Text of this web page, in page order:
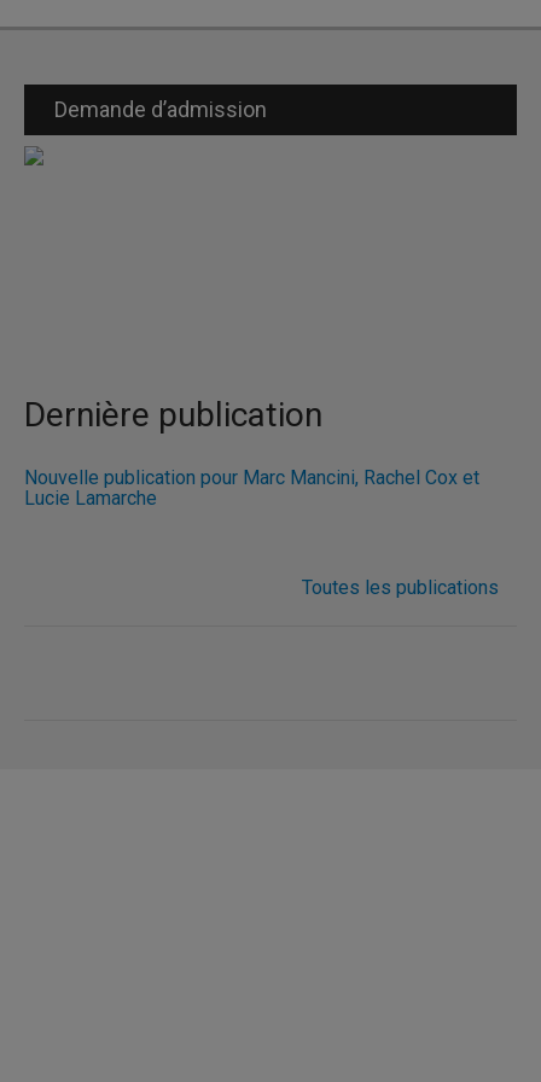
Demande d’admission
Dernière publication
Nouvelle publication pour Marc Mancini, Rachel Cox et
Lucie Lamarche
Toutes les publications